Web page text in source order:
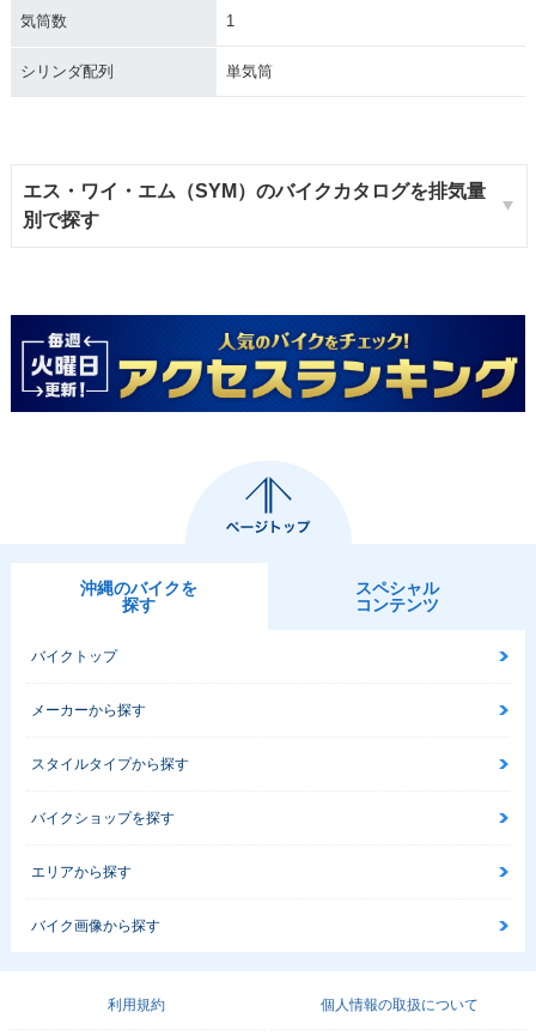
気筒数 1
シリンダ配列 単気筒
エス・ワイ・エム（SYM）のバイクカタログを排気量
別で探す
沖縄のバイクを
探す
スペシャル
コンテンツ
バイクトップ
メーカーから探す
スタイルタイプから探す
バイクショップを探す
エリアから探す
バイク画像から探す
利用規約 個人情報の取扱について